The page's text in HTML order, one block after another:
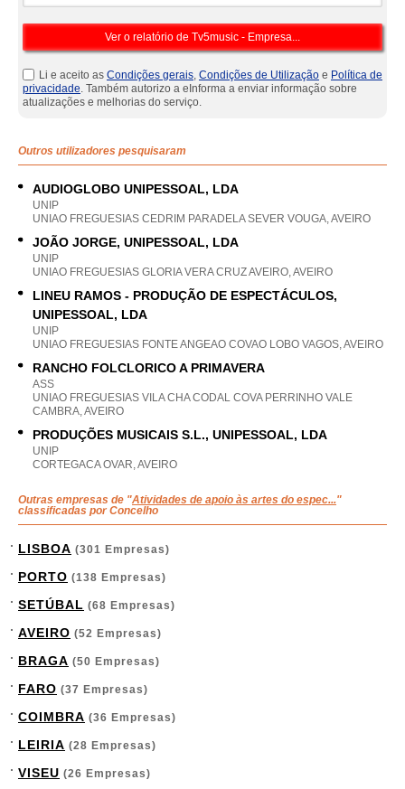
Li e aceito as Condições gerais, Condições de Utilização e Política de
privacidade. Também autorizo a eInforma a enviar informação sobre
atualizações e melhorias do serviço.
Outros utilizadores pesquisaram
AUDIOGLOBO UNIPESSOAL, LDA
UNIP
UNIAO FREGUESIAS CEDRIM PARADELA SEVER VOUGA, AVEIRO
JOÃO JORGE, UNIPESSOAL, LDA
UNIP
UNIAO FREGUESIAS GLORIA VERA CRUZ AVEIRO, AVEIRO
LINEU RAMOS - PRODUÇÃO DE ESPECTÁCULOS,
UNIPESSOAL, LDA
UNIP
UNIAO FREGUESIAS FONTE ANGEAO COVAO LOBO VAGOS, AVEIRO
RANCHO FOLCLORICO A PRIMAVERA
ASS
UNIAO FREGUESIAS VILA CHA CODAL COVA PERRINHO VALE
CAMBRA, AVEIRO
PRODUÇÕES MUSICAIS S.L., UNIPESSOAL, LDA
UNIP
CORTEGACA OVAR, AVEIRO
Outras empresas de "Atividades de apoio às artes do espec..."
classificadas por Concelho
LISBOA (301 Empresas)
PORTO (138 Empresas)
SETÚBAL (68 Empresas)
AVEIRO (52 Empresas)
BRAGA (50 Empresas)
FARO (37 Empresas)
COIMBRA (36 Empresas)
LEIRIA (28 Empresas)
VISEU (26 Empresas)